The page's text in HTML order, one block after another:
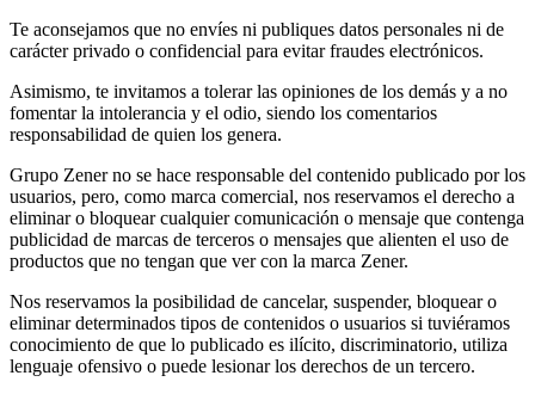
Te aconsejamos que no envíes ni publiques datos personales ni de
carácter privado o confidencial para evitar fraudes electrónicos.
Asimismo, te invitamos a tolerar las opiniones de los demás y a no
fomentar la intolerancia y el odio, siendo los comentarios
responsabilidad de quien los genera.
Grupo Zener no se hace responsable del contenido publicado por los
usuarios, pero, como marca comercial, nos reservamos el derecho a
eliminar o bloquear cualquier comunicación o mensaje que contenga
publicidad de marcas de terceros o mensajes que alienten el uso de
productos que no tengan que ver con la marca Zener.
Nos reservamos la posibilidad de cancelar, suspender, bloquear o
eliminar determinados tipos de contenidos o usuarios si tuviéramos
conocimiento de que lo publicado es ilícito, discriminatorio, utiliza
lenguaje ofensivo o puede lesionar los derechos de un tercero.